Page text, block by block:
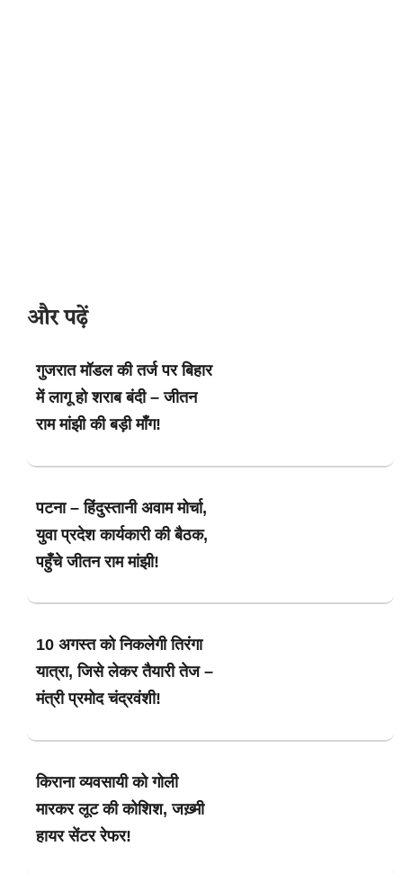
और पढ़ें
गुजरात मॉडल की तर्ज पर बिहार
में लागू हो शराब बंदी – जीतन
राम मांझी की बड़ी माँग!
पटना – हिंदुस्तानी अवाम मोर्चा,
युवा प्रदेश कार्यकारी की बैठक,
पहुँचे जीतन राम मांझी!
10 अगस्त को निकलेगी तिरंगा
यात्रा, जिसे लेकर तैयारी तेज –
मंत्री प्रमोद चंद्रवंशी!
किराना व्यवसायी को गोली
मारकर लूट की कोशिश, जख़्मी
हायर सेंटर रेफर!